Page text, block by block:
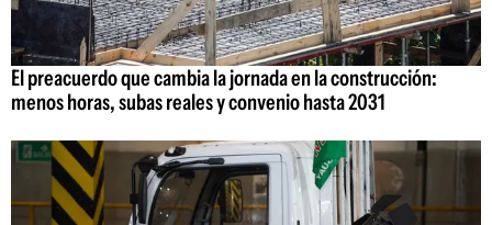
El preacuerdo que cambia la jornada en la construcción:
menos horas, subas reales y convenio hasta 2031